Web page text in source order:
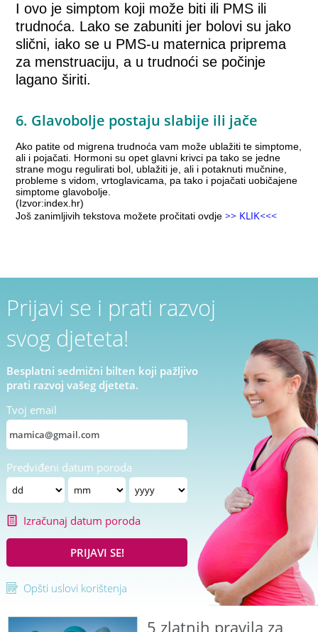
I ovo je simptom koji može biti ili PMS ili
trudnoća. Lako se zabuniti jer bolovi su jako
slični, iako se u PMS-u maternica priprema
za menstruaciju, a u trudnoći se počinje
lagano širiti.
6. Glavobolje postaju slabije ili jače
Ako patite od migrena trudnoća vam može ublažiti te simptome,
ali i pojačati. Hormoni su opet glavni krivci pa tako se jedne
strane mogu regulirati bol, ublažiti je, ali i potaknuti mučnine,
probleme s vidom, vrtoglavicama, pa tako i pojačati uobičajene
simptome glavobolje.
(Izvor:index.hr)
Još zanimljivih tekstova možete pročitati ovdje>> KLIK<<<
Prijavi se i prati razvoj
svog djeteta!
Besplatni sedmični bilten koji pažljivo
prati razvoj vašeg djeteta.
Tvoj email
Predviđeni datum poroda
Izračunaj datum poroda
PRIJAVI SE!
Opšti uslovi korištenja
5 zlatnih pravila za